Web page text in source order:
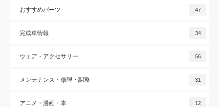
おすすめパーツ 47
完成車情報 34
ウェア・アクセサリー 56
メンテナンス・修理・調整 31
アニメ・漫画・本 12